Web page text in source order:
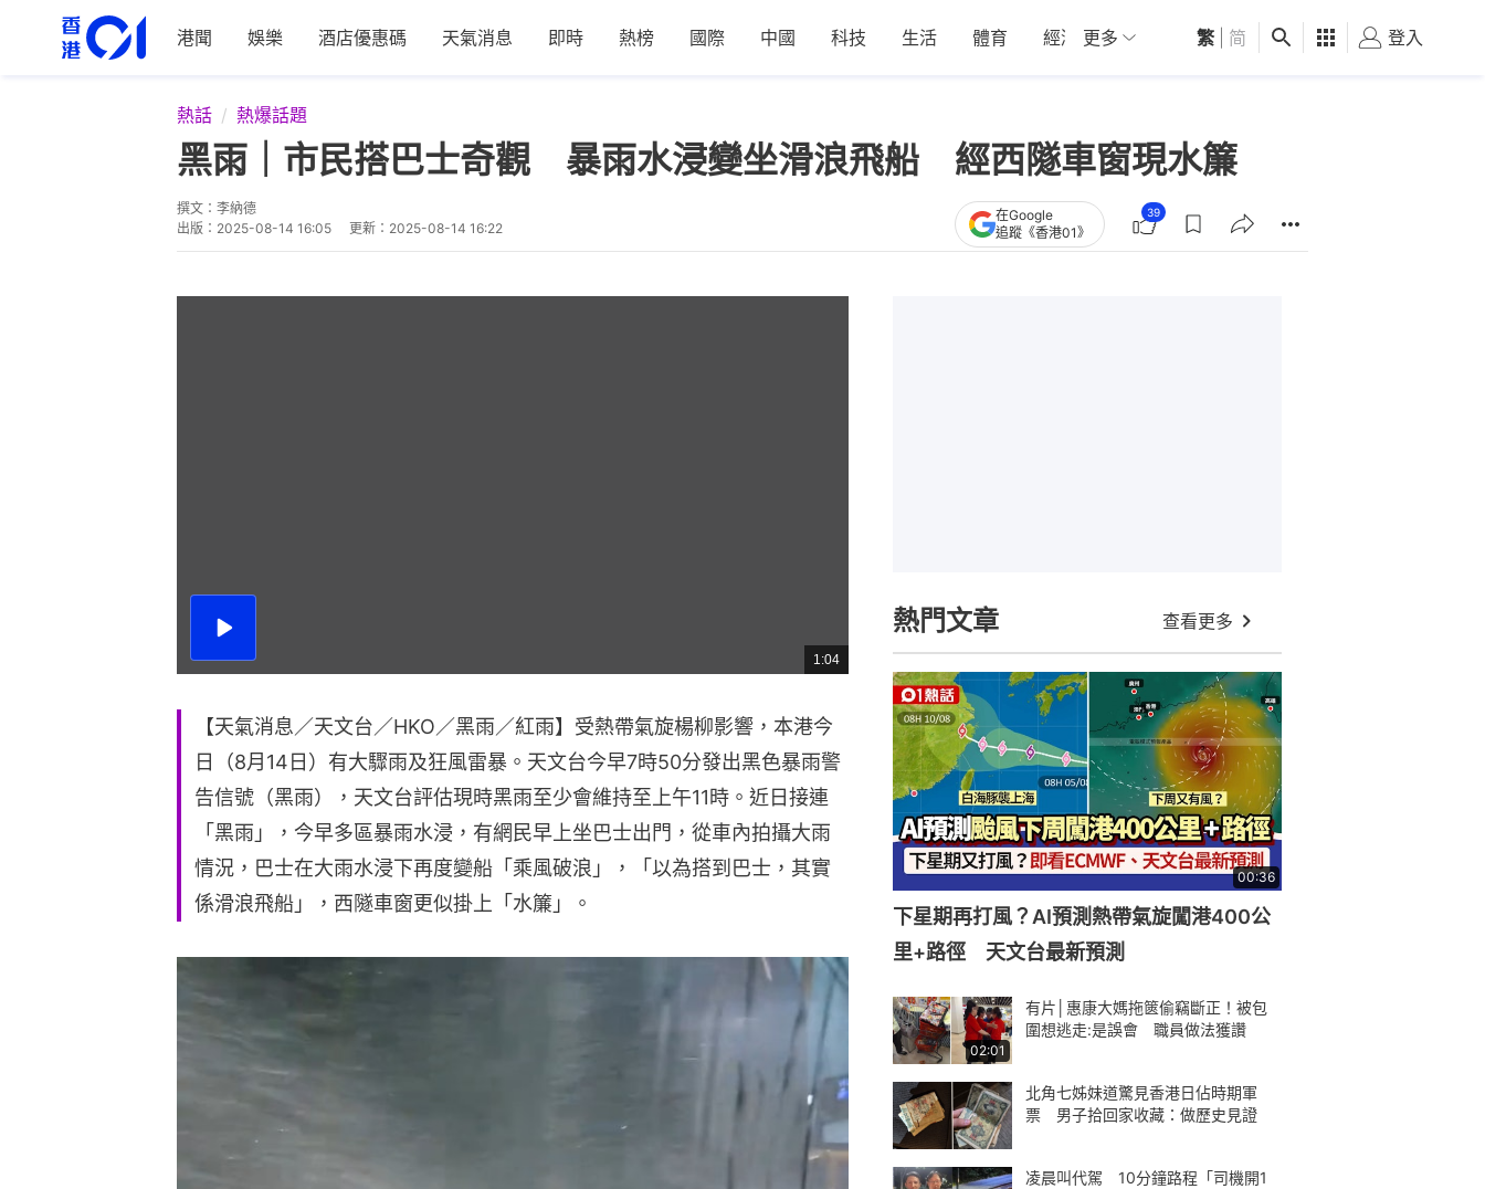
港聞 娛樂 酒店優惠碼 天氣消息 即時 熱榜 國際 中國 科技 生活 體育 經濟 01深圳 觀點 健康 好食玩飛
更多 繁 简 登入
熱話 熱爆話題
黑雨｜市民搭巴士奇觀 暴雨水浸變坐滑浪飛船 經西隧車窗現水簾
撰文： 李納德
出版： 2025-08-14 16:05 更新： 2025-08-14 16:22
在Google
追蹤《香港01》
39
播
總
共
1:04
【天氣消息／天文台／HKO／黑雨／紅雨】受熱帶氣旋楊柳影響，本港今
日（8月14日）有大驟雨及狂風雷暴。天文台今早7時50分發出黑色暴雨警
告信號（黑雨），天文台評估現時黑雨至少會維持至上午11時。近日接連
「黑雨」，今早多區暴雨水浸，有網民早上坐巴士出門，從車內拍攝大雨
情況，巴士在大雨水浸下再度變船「乘風破浪」，「以為搭到巴士，其實
係滑浪飛船」，西隧車窗更似掛上「水簾」。
熱門文章 查看更多
00:36
下星期再打風？AI預測熱帶氣旋闖港400公
里+路徑 天文台最新預測
02:01
有片│惠康大媽拖篋偷竊斷正！被包
圍想逃走:是誤會 職員做法獲讚
北角七姊妹道驚見香港日佔時期軍
票 男子拾回家收藏：做歷史見證
凌晨叫代駕 10分鐘路程「司機開1